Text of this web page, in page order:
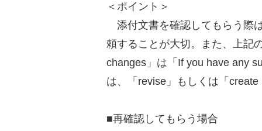
＜ポイント＞
添付文書を確認してもらう際
頼することが大切。また、上記
changes」は「If you have any
は、「revise」もしくは「
■再確認してもらう場合